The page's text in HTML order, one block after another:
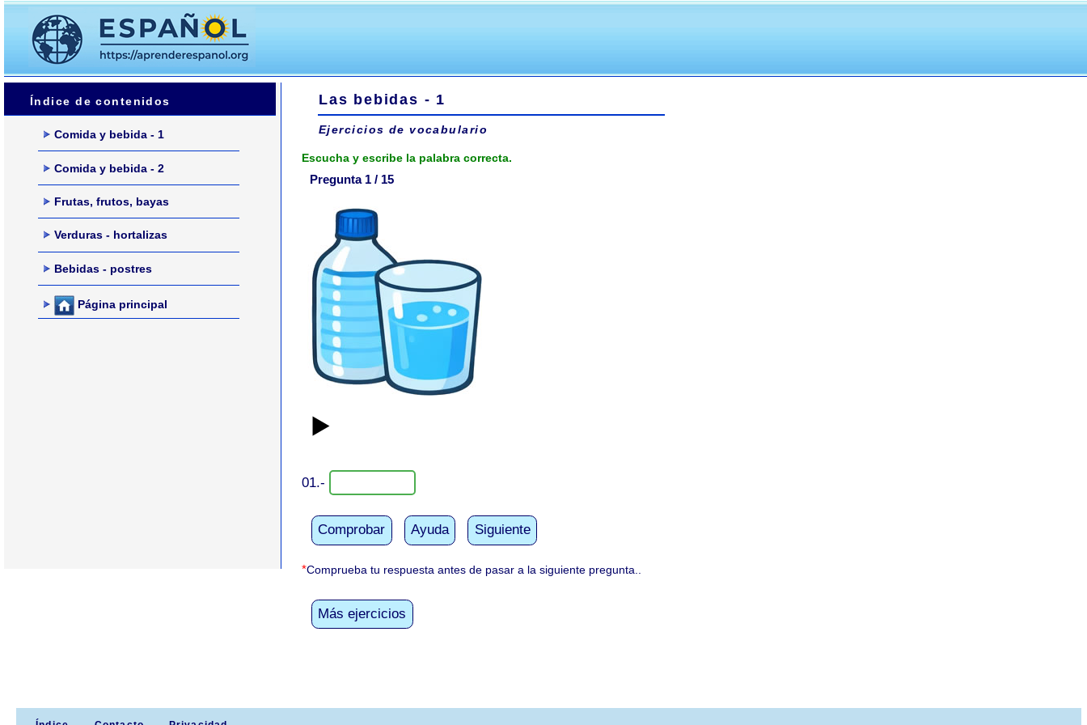
Índice de contenidos
Comida y bebida - 1
Comida y bebida - 2
Frutas, frutos, bayas
Verduras - hortalizas
Bebidas - postres
Página principal
Las bebidas - 1
Ejercicios de vocabulario
Escucha y escribe la palabra correcta.
Pregunta 1 / 15
▶️
01.-
Comprobar Ayuda Siguiente
*Comprueba tu respuesta antes de pasar a la siguiente pregunta..
Más ejercicios